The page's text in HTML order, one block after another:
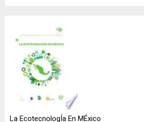
La EcotecnologÍa En MÉxico